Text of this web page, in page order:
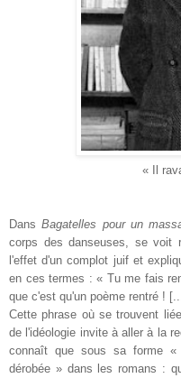
« Il
DansBagatelles pour un
corps des danseuses, se voit
l'effet d'un complot juif et
en ces termes : « Tu me fais
que c'est qu'un poème rentré !
Cette phrase où se trouvent
de l'idéologie invite à aller à la
connaît que sous sa forme
dérobée » dans les romans :